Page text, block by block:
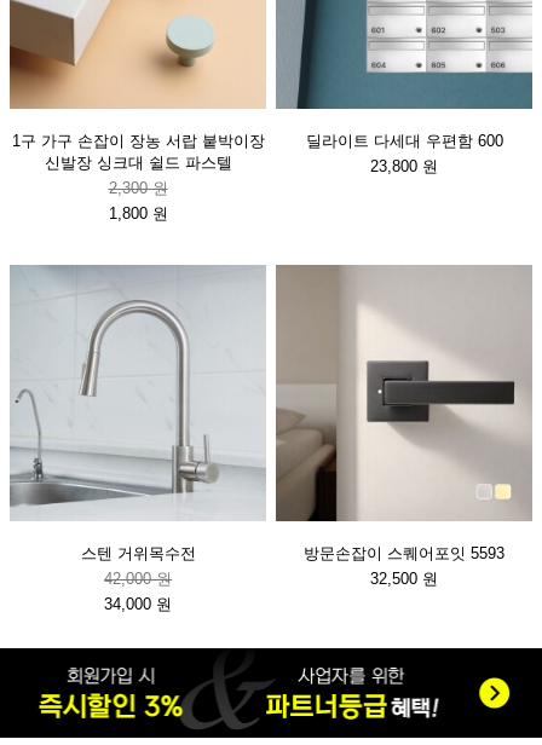
1구 가구 손잡이 장농 서랍 붙박이장
신발장 싱크대 쉴드 파스텔
2,300 원
1,800 원
딜라이트 다세대 우편함 600
23,800 원
스텐 거위목수전
42,000 원
34,000 원
방문손잡이 스퀘어포잇 5593
32,500 원